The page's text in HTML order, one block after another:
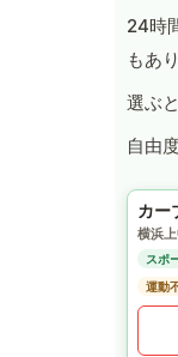
24時
もあ
選ぶ
自由
カー
横浜
スポ
運動